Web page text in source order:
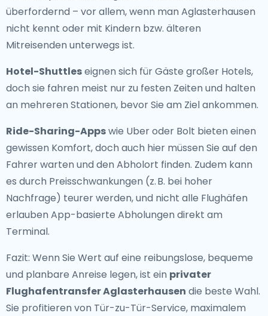
überfordernd – vor allem, wenn man Aglasterhausen
nicht kennt oder mit Kindern bzw. älteren
Mitreisenden unterwegs ist.
Hotel-Shuttleseignen sich für Gäste großer Hotels,
doch sie fahren meist nur zu festen Zeiten und halten
an mehreren Stationen, bevor Sie am Ziel ankommen.
Ride-Sharing-Appswie Uber oder Bolt bieten einen
gewissen Komfort, doch auch hier müssen Sie auf den
Fahrer warten und den Abholort finden. Zudem kann
es durch Preisschwankungen (z. B. bei hoher
Nachfrage) teurer werden, und nicht alle Flughäfen
erlauben App-basierte Abholungen direkt am
Terminal.
Fazit: Wenn Sie Wert auf eine reibungslose, bequeme
und planbare Anreise legen, ist ein privater
Flughafentransfer Aglasterhausen die beste Wahl.
Sie profitieren von Tür-zu-Tür-Service, maximalem